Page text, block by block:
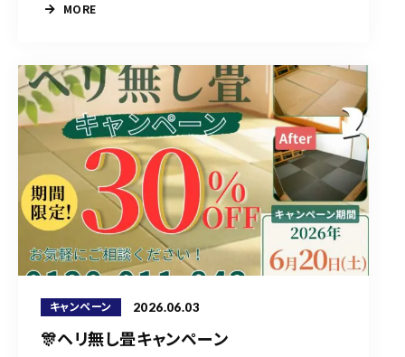
MORE
キャンペーン 2026.06.03
🎊ヘリ無し畳キャンペーン